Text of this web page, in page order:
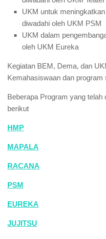
UKM untuk
diwadahi oleh UKM PSM
UKM dalam
oleh UKM Eureka
Kegiatan BEM, Dema, dan
Kemahasiswaan dan program
Beberapa Program yang
berikut
HMP
MAPALA
RACANA
PSM
EUREKA
JUJITSU